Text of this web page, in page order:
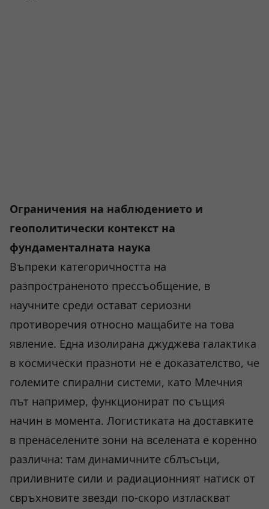
Ограничения на наблюдението и
геополитически контекст на
фундаменталната наука
Въпреки категоричността на
разпространеното прессъобщение, в
научните среди остават сериозни
противоречия относно мащабите на това
явление. Една изолирана джуджева галактика
в космически празноти не е доказателство, че
големите спирални системи, като Млечния
път например, функционират по същия
начин в момента. Логистиката на доставките
в пренаселените зони на вселената е коренно
различна: там динамичните сблъсъци,
приливните сили и радиационният натиск от
свръхновите звезди по-скоро изтласкват